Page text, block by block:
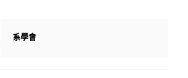
系學會